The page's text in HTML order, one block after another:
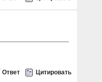
Ответ Цитировать